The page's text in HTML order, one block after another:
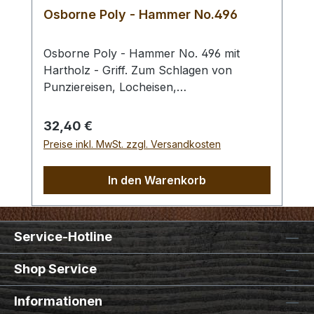
Osborne Poly - Hammer No.496
Osborne Poly - Hammer No. 496 mit
Hartholz - Griff. Zum Schlagen von
Punziereisen, Locheisen,
Schlagfläche. Wenig Rückschlag durch
schlagabsorbierenden Poly -
Hammerkopf. 240 gr Gesamtgewicht /
Regulärer Preis:
32,40 €
Preise inkl. MwSt. zzgl. Versandkosten
In den Warenkorb
Service-Hotline
Shop Service
Informationen